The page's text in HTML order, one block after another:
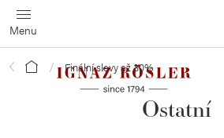
Přejít
na
obsah
Domů Finální slevy až 30%
Ostatní